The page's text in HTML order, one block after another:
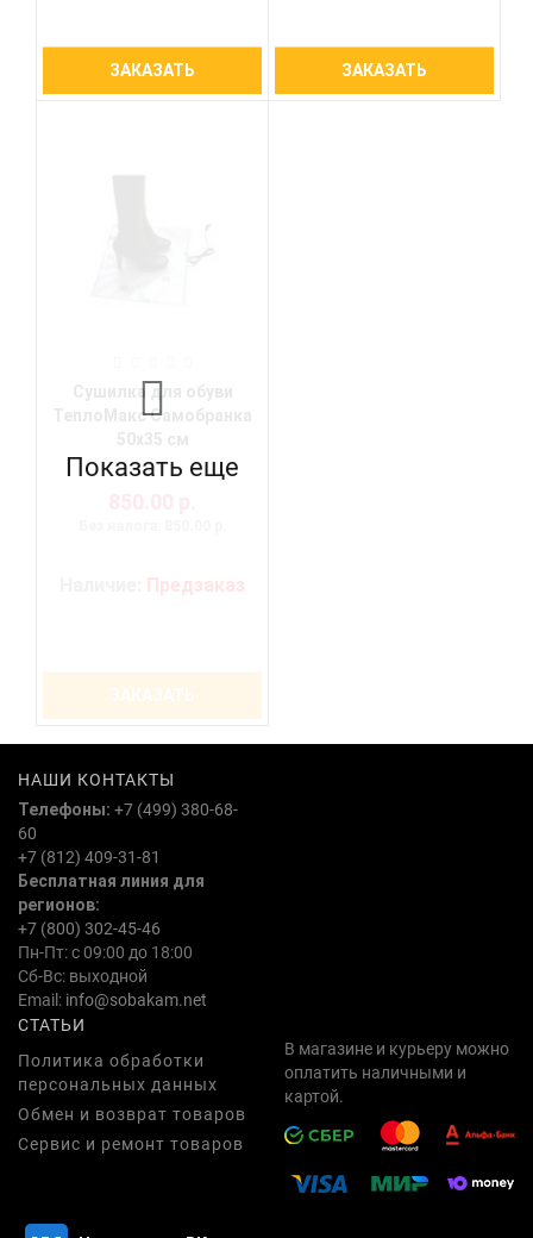
ЗАКАЗАТЬ ЗАКАЗАТЬ
ТеплоМакс Самобранка
Предзаказ
ЗАКАЗАТЬ
Показать еще
НАШИ КОНТАКТЫ
Телефоны: +7 (499) 380-68-
60
+7 (812) 409-31-81
Бесплатная линия для
регионов:
+7 (800) 302-45-46
Пн-Пт: с 09:00 до 18:00
Сб-Вс: выходной
Email: info@sobakam.net
СТАТЬИ
Политика обработки
персональных данных
Обмен и возврат товаров
Сервис и ремонт товаров
В магазине и курьеру можно
оплатить наличными и
картой.